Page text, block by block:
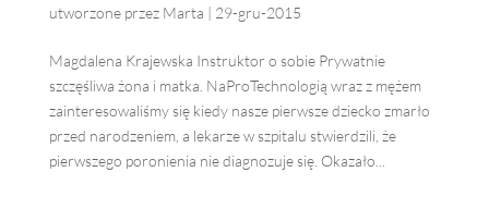
utworzone przez Marta | 29-gru-2015
Magdalena Krajewska Instruktor o sobie Prywatnie
szczęśliwa żona i matka. NaProTechnologią wraz z mężem
zainteresowaliśmy się kiedy nasze pierwsze dziecko zmarło
przed narodzeniem, a lekarze w szpitalu stwierdzili, że
pierwszego poronienia nie diagnozuje się. Okazało...